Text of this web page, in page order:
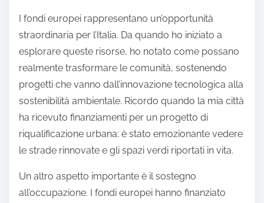
I fondi europei rappresentano un’opportunità
straordinaria per l’Italia. Da quando ho iniziato a
esplorare queste risorse, ho notato come possano
realmente trasformare le comunità, sostenendo
progetti che vanno dall’innovazione tecnologica alla
sostenibilità ambientale. Ricordo quando la mia città
ha ricevuto finanziamenti per un progetto di
riqualificazione urbana: è stato emozionante vedere
le strade rinnovate e gli spazi verdi riportati in vita.
Un altro aspetto importante è il sostegno
all’occupazione. I fondi europei hanno finanziato